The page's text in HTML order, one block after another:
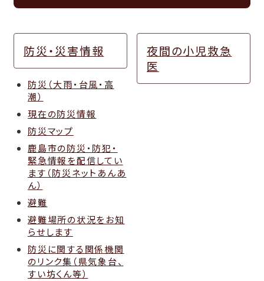
防災・災害情報
防災（大雨・台風・高
潮）
現在の防災情報
防災マップ
鹿島市の防災・防犯・
緊急情報を配信してい
ます（防災ネットあんあ
ん）
避難
避難場所の状況をお知
らせします
防災に関する関係機関
のリンク集（県気象台、
すい坊くん等）
夜間の小児救急
医